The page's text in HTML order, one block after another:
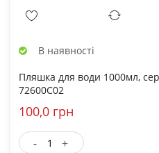
В наявності
Пляшка для води 1000мл,
72600С02
100,0 грн
- +